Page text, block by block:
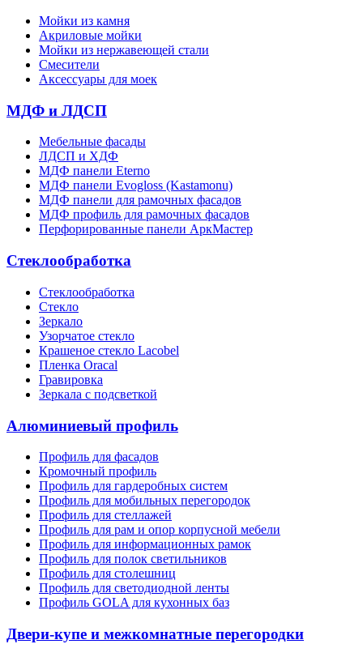
Мойки из камня
Акриловые мойки
Мойки из нержавеющей стали
Смесители
Аксессуары для моек
МДФ и ЛДСП
Мебельные фасады
ЛДСП и ХДФ
МДФ панели Eterno
МДФ панели Evogloss (Kastamonu)
МДФ панели для рамочных фасадов
МДФ профиль для рамочных фасадов
Перфорированные панели АркМастер
Стеклообработка
Стеклообработка
Стекло
Зеркало
Узорчатое стекло
Крашеное стекло Lacobel
Пленка Oracal
Гравировка
Зеркала с подсветкой
Алюминиевый профиль
Профиль для фасадов
Кромочный профиль
Профиль для гардеробных систем
Профиль для мобильных перегородок
Профиль для стеллажей
Профиль для рам и опор корпусной мебели
Профиль для информационных рамок
Профиль для полок светильников
Профиль для столешниц
Профиль для светодиодной ленты
Профиль GOLA для кухонных баз
Двери-купе и межкомнатные перегородки